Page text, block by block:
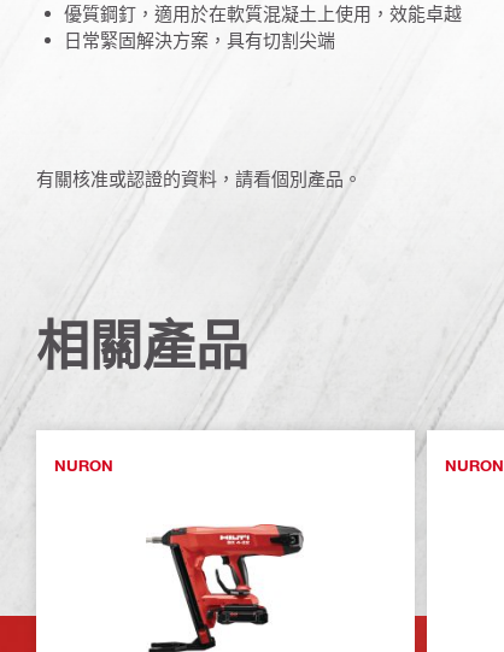
優質鋼釘，適用於在軟質混凝土上使用，效能卓越
日常緊固解決方案，具有切割尖端
有關核准或認證的資料，請看個別產品。
相關產品
NURON NURON